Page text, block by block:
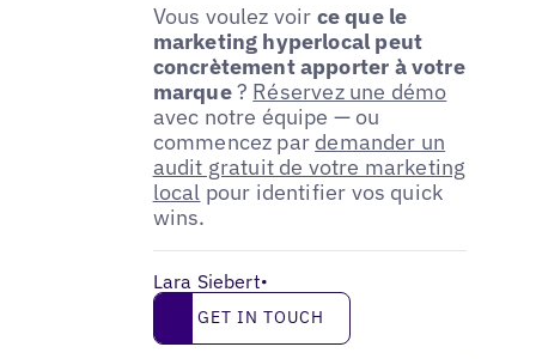
Vous voulez voir ce que le
marketing hyperlocal peut
concrètement apporter à votre
marque? Réservez une démo
avec notre équipe — ou
commencez par demander un
audit gratuit de votre marketing
local pour identifier vos quick
wins.
Lara Siebert•
Get in touch
GET IN TOUCH